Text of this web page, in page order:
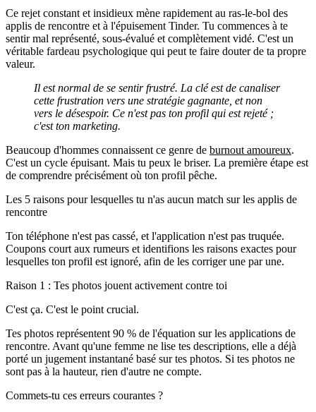
Ce rejet constant et insidieux mène rapidement au ras-le-bol des
applis de rencontre et à l'épuisement Tinder. Tu commences à te
sentir mal représenté, sous-évalué et complètement vidé. C'est un
véritable fardeau psychologique qui peut te faire douter de ta propre
valeur.
Il est normal de se sentir frustré. La clé est de canaliser
cette frustration vers une stratégie gagnante, et non
vers le désespoir. Ce n'est pas ton profil qui est rejeté ;
c'est ton marketing.
Beaucoup d'hommes connaissent ce genre de burnout amoureux.
C'est un cycle épuisant. Mais tu peux le briser. La première étape est
de comprendre précisément où ton profil pêche.
Les 5 raisons pour lesquelles tu n'as aucun match sur les applis de
rencontre
Ton téléphone n'est pas cassé, et l'application n'est pas truquée.
Coupons court aux rumeurs et identifions les raisons exactes pour
lesquelles ton profil est ignoré, afin de les corriger une par une.
Raison 1 : Tes photos jouent activement contre toi
C'est ça. C'est le point crucial.
Tes photos représentent 90 % de l'équation sur les applications de
rencontre. Avant qu'une femme ne lise tes descriptions, elle a déjà
porté un jugement instantané basé sur tes photos. Si tes photos ne
sont pas à la hauteur, rien d'autre ne compte.
Commets-tu ces erreurs courantes ?